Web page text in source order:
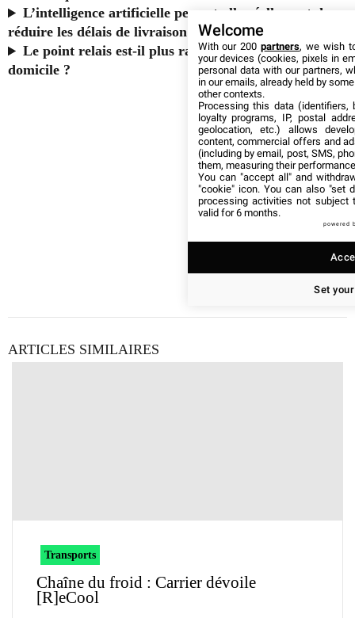
L’intelligence artificielle permet-elle réellement de
réduire les délais de livraison ?
Le point relais est-il plus rapide que la livraison à
domicile ?
ARTICLES SIMILAIRES
Transports
Chaîne du froid : Carrier dévoile
[R]eCool
Welcome
With our 200partners, we wish
your devices (cookies, pixels in
personal data with our partners,
in our emails, already held by
other contexts.
Processing this data (identifiers,
loyalty programs, IP, postal
geolocation, etc.) allows
content, commercial offers and
(including by email, post, SMS,
them, measuring their
You can "accept all" and
"cookie" icon. You can also "set
processing activities not subject
valid for 6 months.
powered
Set